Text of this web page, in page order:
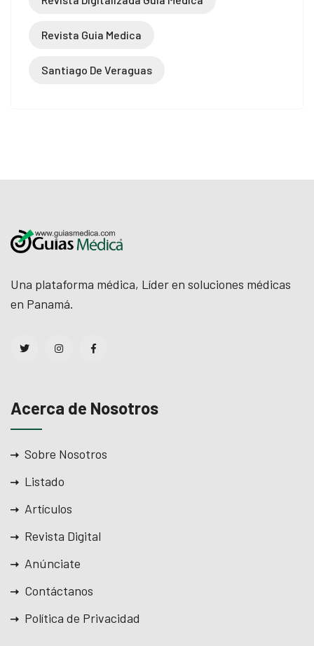
Revista Guia Medica
Santiago De Veraguas
Una plataforma médica, Líder en soluciones médicas
en Panamá.
Acerca de Nosotros
Sobre Nosotros
Listado
Artículos
Revista Digital
Anúnciate
Contáctanos
Política de Privacidad